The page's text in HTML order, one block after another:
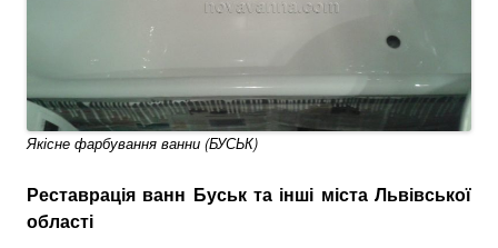
Якісне фарбування ванни (БУСЬК)
Реставрація ванн Буськ та інші міста Львівської
області